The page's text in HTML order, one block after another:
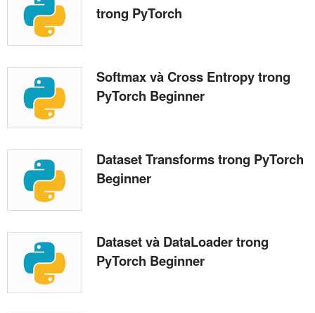
trong PyTorch
Softmax và Cross Entropy trong
PyTorch Beginner
Dataset Transforms trong PyTorch
Beginner
Dataset và DataLoader trong
PyTorch Beginner